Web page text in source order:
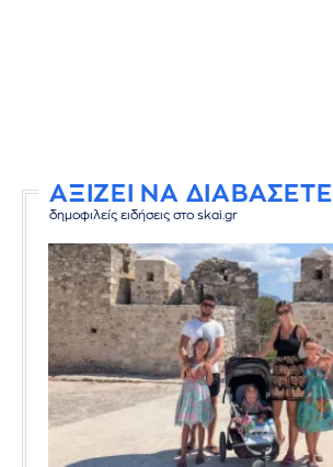
ΑΞΙΖΕΙ ΝΑ ΔΙΑΒΑΣΕΤΕ
δημοφιλείς ειδήσεις στο skai.gr